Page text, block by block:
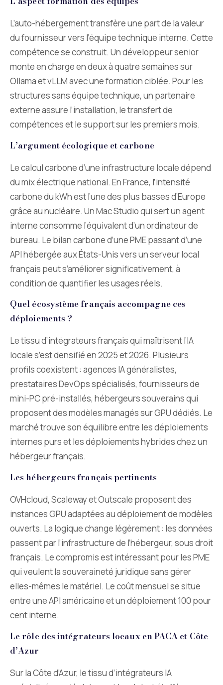
L’auto-hébergement transfère une part de la valeur
du fournisseur vers l’équipe technique interne. Cette
compétence se construit. Un développeur senior
monte en charge en deux à quatre semaines sur
Ollama et vLLM avec une formation ciblée. Pour les
structures sans équipe technique, un partenaire
externe assure l’installation, le transfert de
compétences et le support sur les premiers mois.
L’argument écologique et carbone
Le calcul carbone d’une infrastructure locale dépend
du mix électrique national. En France, l’intensité
carbone du kWh est l’une des plus basses d’Europe
grâce au nucléaire. Un Mac Studio qui sert un agent
interne consomme l’équivalent d’un ordinateur de
bureau. Le bilan carbone d’une PME passant d’une
API hébergée aux États-Unis vers un serveur local
français peut s’améliorer significativement, à
condition de quantifier les usages réels.
Quel écosystème français accompagne ces
déploiements ?
Le tissu d’intégrateurs français qui maîtrisent l’IA
locale s’est densifié en 2025 et 2026. Plusieurs
profils coexistent : agences IA généralistes,
prestataires DevOps spécialisés, fournisseurs de
mini-PC pré-installés, hébergeurs souverains qui
proposent des modèles managés sur GPU dédiés. Le
marché trouve son équilibre entre les déploiements
internes purs et les déploiements hybrides chez un
hébergeur français.
Les hébergeurs français pertinents
OVHcloud, Scaleway et Outscale proposent des
instances GPU adaptées au déploiement de modèles
ouverts. La logique change légèrement : les données
passent par l’infrastructure de l’hébergeur, sous droit
français. Le compromis est intéressant pour les PME
qui veulent la souveraineté juridique sans gérer
elles-mêmes le matériel. Le coût mensuel se situe
entre une API américaine et un déploiement 100 pour
cent interne.
Le rôle des intégrateurs locaux en PACA et Côte
d’Azur
Sur la Côte d’Azur, le tissu d’intégrateurs IA